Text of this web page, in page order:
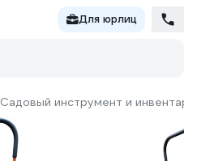
Для юрлиц
Садовый инструмент и инвентарь